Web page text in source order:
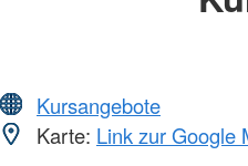
Kursangebote
Karte: Link zur Google